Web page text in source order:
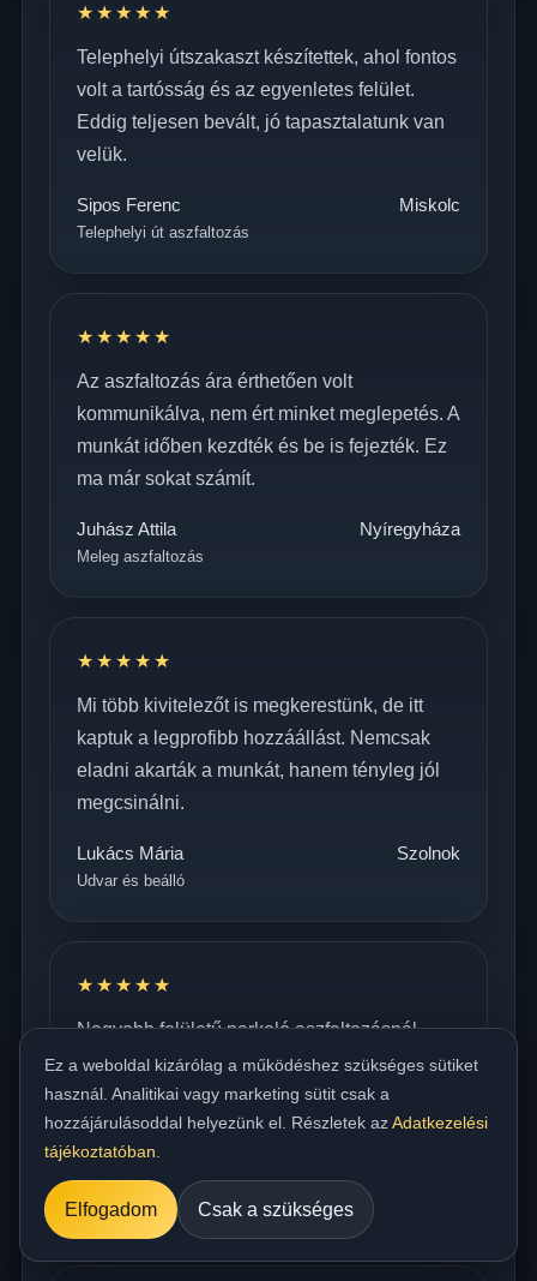
★★★★★
Telephelyi útszakaszt készítettek, ahol fontos
volt a tartósság és az egyenletes felület.
Eddig teljesen bevált, jó tapasztalatunk van
velük.
Sipos Ferenc
Telephelyi út aszfaltozás
Miskolc
★★★★★
Az aszfaltozás ára érthetően volt
kommunikálva, nem ért minket meglepetés. A
munkát időben kezdték és be is fejezték. Ez
ma már sokat számít.
Juhász Attila
Meleg aszfaltozás
Nyíregyháza
★★★★★
Mi több kivitelezőt is megkerestünk, de itt
kaptuk a legprofibb hozzáállást. Nemcsak
eladni akarták a munkát, hanem tényleg jól
megcsinálni.
Lukács Mária
Udvar és beálló
Szolnok
★★★★★
Nagyobb felületű parkoló aszfaltozásnál
dolgoztak nálunk. Jól szervezetten érkeztek,
látszott, hogy rutinból dolgoznak. Szépen
tömörített, sima felületet kaptunk.
Papp Gergely
Parkoló aszfaltozás
Ez a weboldal kizárólag a működéshez szükséges sütiket
használ. Analitikai vagy marketing sütit csak a
hozzájárulásoddal helyezünk el. Részletek azAdatkezelési
tájékoztatóban
Elfogadom Csak a szükséges